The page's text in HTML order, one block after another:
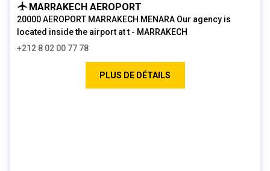
MARRAKECH AEROPORT
20000 AEROPORT MARRAKECH MENARA Our agency is
located inside the airport at t - MARRAKECH
+212 8 02 00 77 78
PLUS DE DÉTAILS